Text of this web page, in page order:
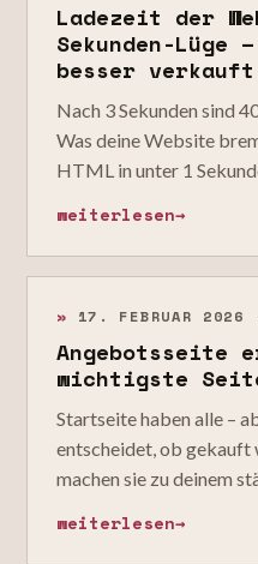
Ladezeit der
Sekunden-Lüge
besser verkauft
Nach 3 Sekunden sind
Was deine Website
HTML in unter 1
weiterlesen→
» 17. FEBRUAR 2026
Angebotsseite
wichtigste
Startseite haben alle –
entscheidet, ob gekauft
machen sie zu deinem
weiterlesen→